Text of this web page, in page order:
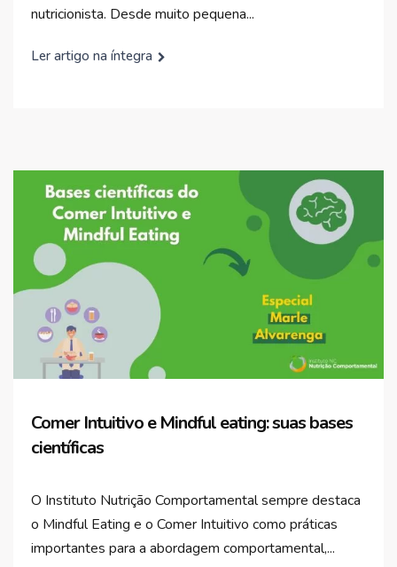
nutricionista. Desde muito pequena...
Ler artigo na íntegra
Comer Intuitivo e Mindful eating: suas bases
científicas
O Instituto Nutrição Comportamental sempre destaca
o Mindful Eating e o Comer Intuitivo como práticas
importantes para a abordagem comportamental,...